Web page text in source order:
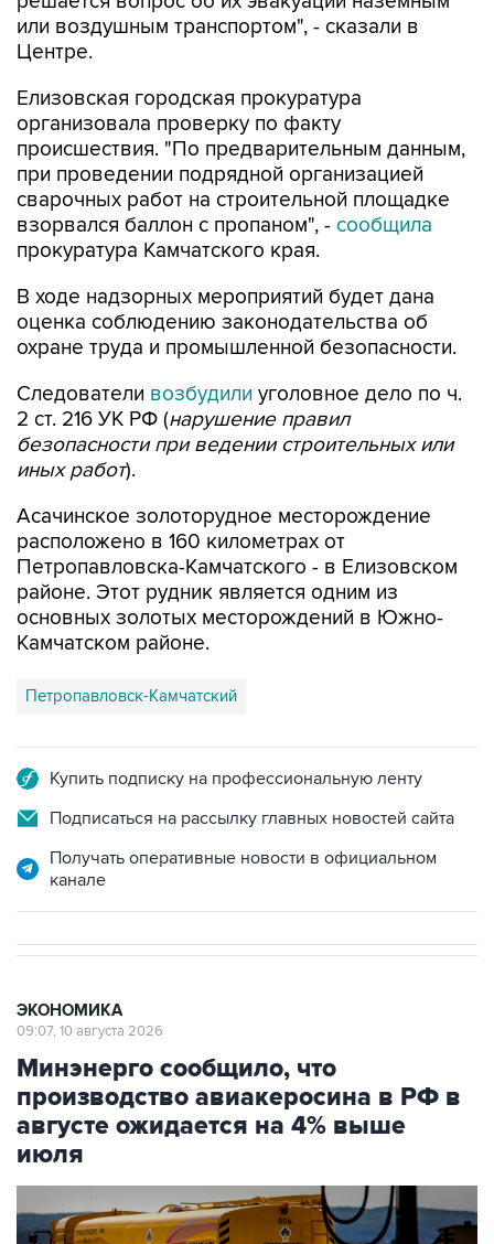
или воздушным транспортом", - сказали в
Центре.
Елизовская городская прокуратура
организовала проверку по факту
происшествия. "По предварительным данным,
при проведении подрядной организацией
сварочных работ на строительной площадке
взорвался баллон с пропаном", - сообщила
прокуратура Камчатского края.
В ходе надзорных мероприятий будет дана
оценка соблюдению законодательства об
охране труда и промышленной безопасности.
Следователи возбудили уголовное дело по ч.
2 ст. 216 УК РФ (нарушение правил
безопасности при ведении строительных или
иных работ).
Асачинское золоторудное месторождение
расположено в 160 километрах от
Петропавловска-Камчатского - в Елизовском
районе. Этот рудник является одним из
основных золотых месторождений в Южно-
Камчатском районе.
Петропавловск-Камчатский
Купить подписку на профессиональную ленту
Подписаться на рассылку главных новостей сайта
Получать оперативные новости в официальном
канале
ЭКОНОМИКА
09:07, 10 августа 2026
Минэнерго сообщило, что
производство авиакеросина в РФ в
августе ожидается на 4% выше
июля